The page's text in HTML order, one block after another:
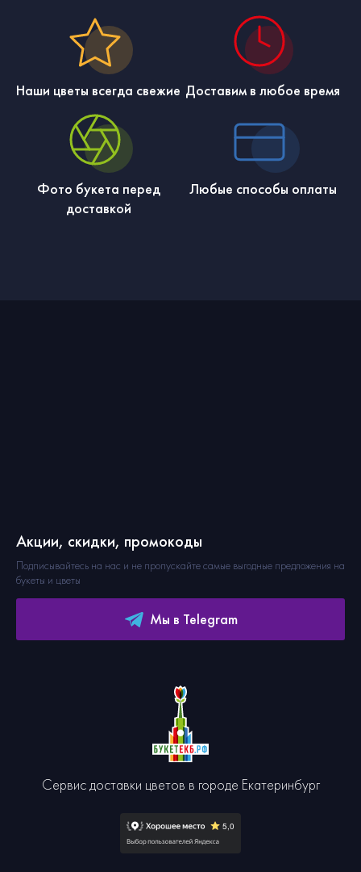
Наши цветы всегда свежие Доставим в любое время
Фото букета перед
доставкой
Любые способы оплаты
Сервис доставки цветов в городе Екатеринбург
Акции, скидки, промокоды
Подписывайтесь на нас и не пропускайте самые выгодные предложения на
букеты и цветы
Мы в Telegram